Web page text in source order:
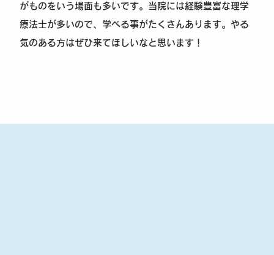
がものをいう場面も多いです。当院には経験豊富な理学
療法士が多いので、学べる事がたくさんあります。やる
気のある方はぜひ来てほしいなと思います！